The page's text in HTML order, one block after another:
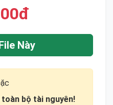
Này
bộ tài nguyên!